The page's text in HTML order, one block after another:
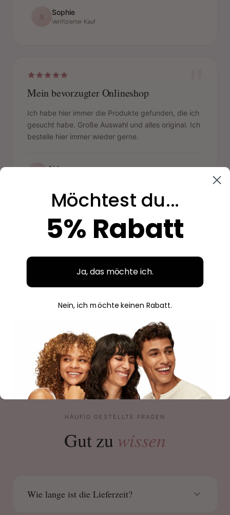
S Sophie
Verifizierter Kauf
Mein bevorzugter Onlineshop
Ich habe hier immer die Produkte gefunden, die ich
gesucht habe. Große Auswahl und alles original. Ich
bestelle hier immer wieder gerne.
Aidan
ansprechende Verpackung. Gerne wieder.
Savanne
HÄUFIG GESTELLTE FRAGEN
Gut zu wissen
Wie lange ist die Lieferzeit?
Möchtest du...
5% Rabatt
Ja, das möchte ich.
Nein, ich möchte keinen Rabatt.